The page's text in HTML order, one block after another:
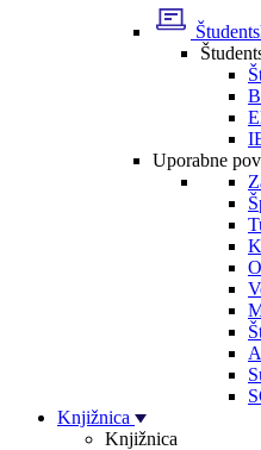
Uporabne
Knjižnica
Knjižnica